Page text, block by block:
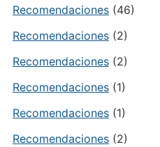
Recomendaciones(46)
Recomendaciones(2)
Recomendaciones(2)
Recomendaciones(1)
Recomendaciones(1)
Recomendaciones(2)